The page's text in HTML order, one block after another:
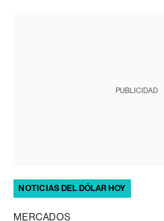
PUBLICIDAD
NOTICIAS DEL DÓLAR HOY
MERCADOS